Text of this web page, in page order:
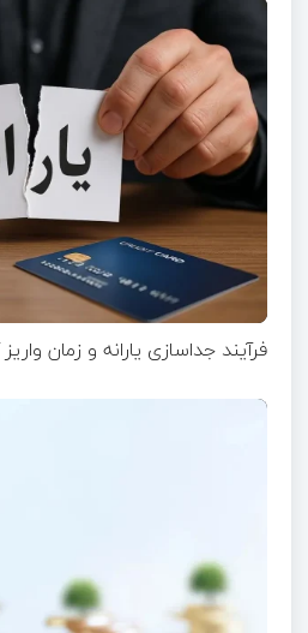
فرآیند جداسازی یارانه و زمان